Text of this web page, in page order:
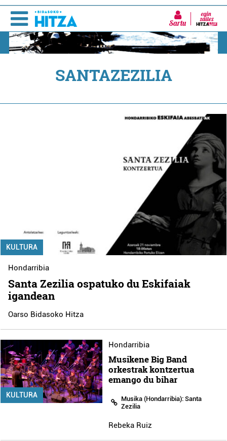
Sartu
SANTAZEZILIA
KULTURA
Hondarribia
Santa Zezilia ospatuko du Eskifaiak
igandean
Oarso Bidasoko Hitza
KULTURA
Hondarribia
Musikene Big Band
orkestrak kontzertua
emango du bihar
Musika (Hondarribia): Santa
Zezilia
Rebeka Ruiz